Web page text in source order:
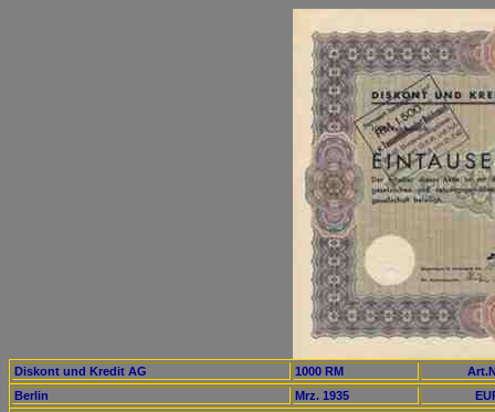
Diskont und Kredit AG 1000 RM
Berlin
Mrz. 1935